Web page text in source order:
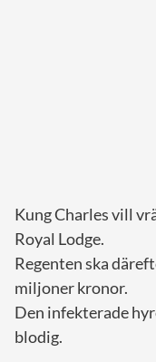
Kung Charles vill
Royal Lodge.
Regenten ska
miljoner kronor.
Den infekterade
blodig.